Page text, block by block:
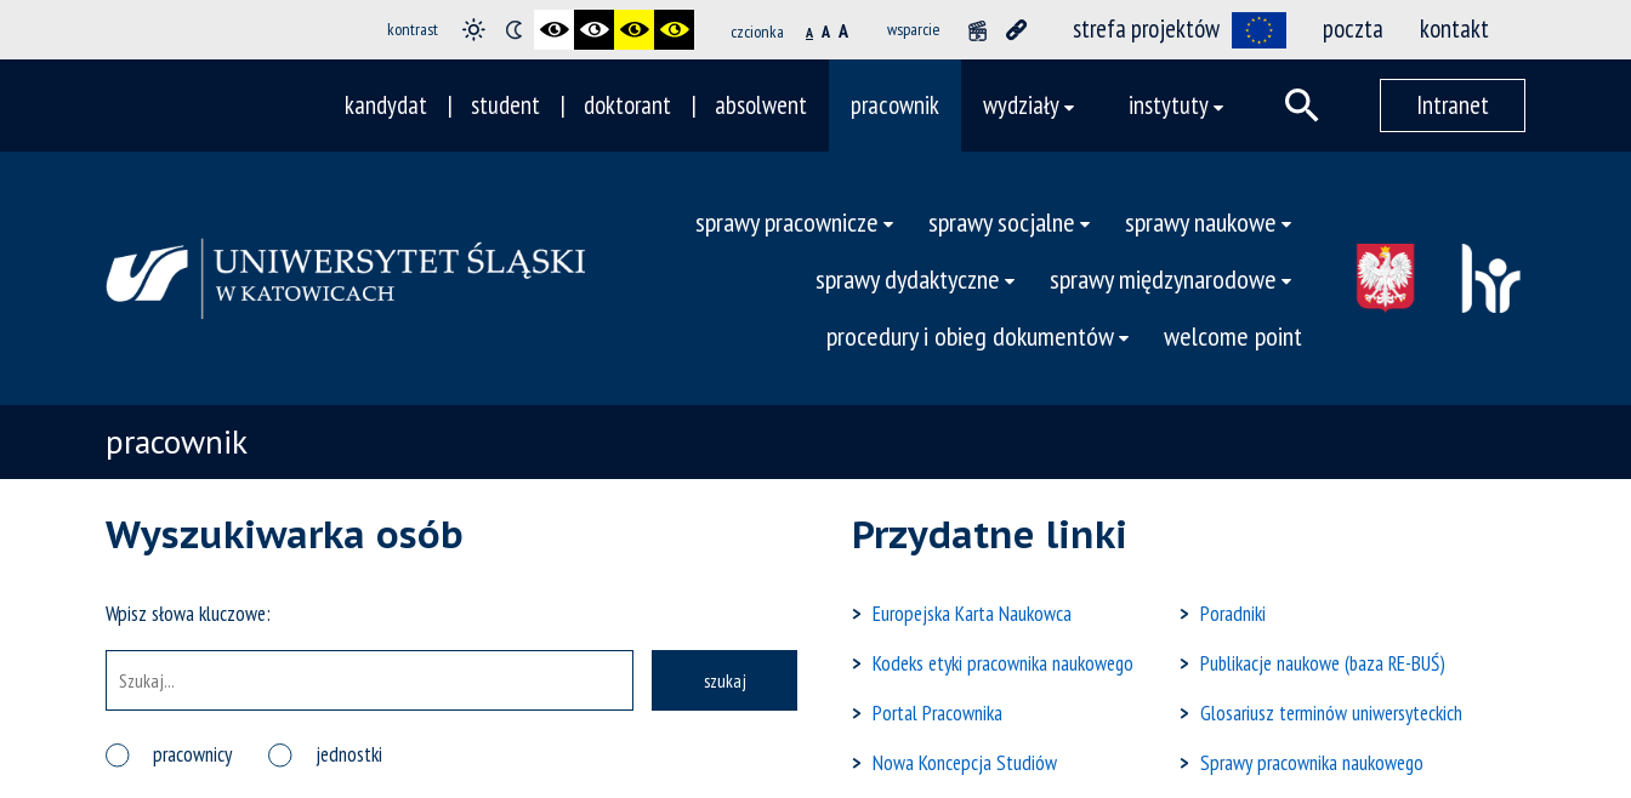
kontrast czcionka A A A wsparcie strefa projektów poczta kontakt
kandydat student doktorant absolwent pracownik wydziały instytuty Intranet
sprawy pracownicze sprawy socjalne
sprawy naukowe
sprawy dydaktyczne
sprawy międzynarodowe
procedury i obieg dokumentów
welcome point
pracownik
Wyszukiwarka osób
Wpisz słowa kluczowe:
szukaj
pracownicy jednostki
Przydatne linki
Europejska Karta Naukowca
Kodeks etyki pracownika naukowego
Portal Pracownika
Nowa Koncepcja Studiów
Poradniki
Publikacje naukowe (baza RE-BUŚ)
Glosariusz terminów uniwersyteckich
Sprawy pracownika naukowego